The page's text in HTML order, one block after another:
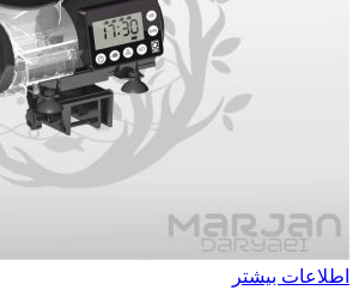
اطلاعات بیشتر